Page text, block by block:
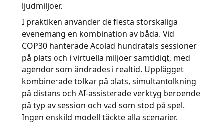
ljudmiljöer.
I praktiken använder de flesta storskaliga
evenemang en kombination av båda. Vid
COP30 hanterade Acolad hundratals sessioner
på plats och i virtuella miljöer samtidigt, med
agendor som ändrades i realtid. Upplägget
kombinerade tolkar på plats, simultantolkning
på distans och AI-assisterade verktyg beroende
på typ av session och vad som stod på spel.
Ingen enskild modell täckte alla scenarier.